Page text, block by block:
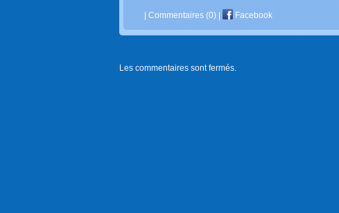
| Commentaires (0) | Facebook
Les commentaires sont fermés.